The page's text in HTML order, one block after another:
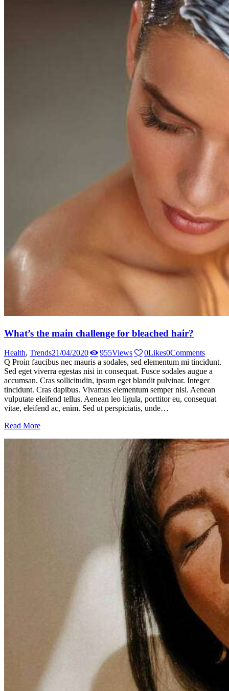
What’s the main challenge for bleached hair?
Health, Trends21/04/2020 955Views 0Likes0Comments
Q Proin faucibus nec mauris a sodales, sed elementum mi tincidunt.
Sed eget viverra egestas nisi in consequat. Fusce sodales augue a
accumsan. Cras sollicitudin, ipsum eget blandit pulvinar. Integer
tincidunt. Cras dapibus. Vivamus elementum semper nisi. Aenean
vulputate eleifend tellus. Aenean leo ligula, porttitor eu, consequat
vitae, eleifend ac, enim. Sed ut perspiciatis, unde…
Read More